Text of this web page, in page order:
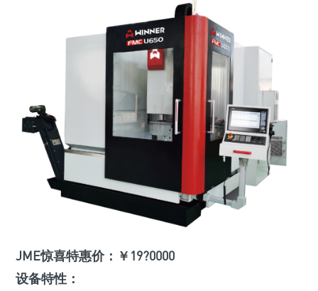
JME惊喜特惠价：￥19?0000
设备特性：